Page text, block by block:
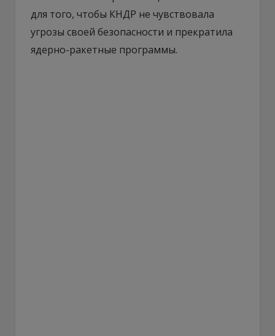
для того, чтобы КНДР не чувствовала
угрозы своей безопасности и прекратила
ядерно-ракетные программы.